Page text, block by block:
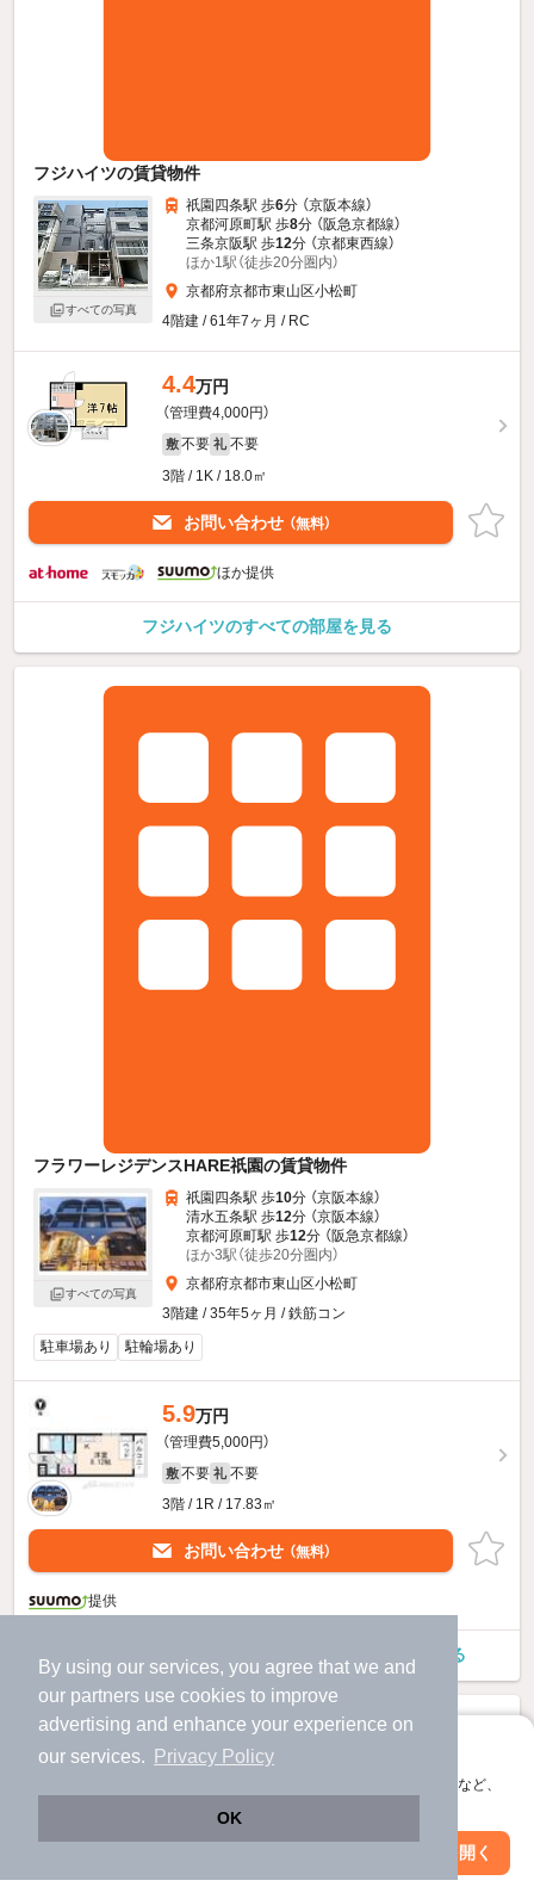
By using our services, you agree that we and
our partners use cookies to improve
advertising and enhance your experience on
our services.
Privacy Policy
OK
アプリに切り替えて、サクサクお部屋探し
会員登録なしですぐ使える。マップ検索やお気に入り保存など、
アプリを開く
フジハイツの賃貸物件
すべての写真
祇園四条駅 歩6分 （京阪本線）
京都河原町駅 歩8分 （阪急京都線）
三条京阪駅 歩12分 （京都東西線）
ほか1駅（徒歩20分圏内）
京都府京都市東山区小松町
4階建 / 61年7ヶ月 / RC
4.4万円
（管理費4,000円）
敷 不要 礼 不要
3階 / 1K / 18.0㎡
お問い合わせ （無料）
ほか提供
フジハイツのすべての部屋を見る
フラワーレジデンスHARE祇園の賃貸物件
すべての写真
祇園四条駅 歩10分 （京阪本線）
清水五条駅 歩12分 （京阪本線）
京都河原町駅 歩12分 （阪急京都線）
ほか3駅（徒歩20分圏内）
京都府京都市東山区小松町
3階建 / 35年5ヶ月 / 鉄筋コン
駐車場あり
駐輪場あり
5.9万円
（管理費5,000円）
敷 不要 礼 不要
3階 / 1R / 17.83㎡
お問い合わせ （無料）
提供
フラワーレジデンスHARE祇園のすべての部屋を見る
絞り込み条件を変更